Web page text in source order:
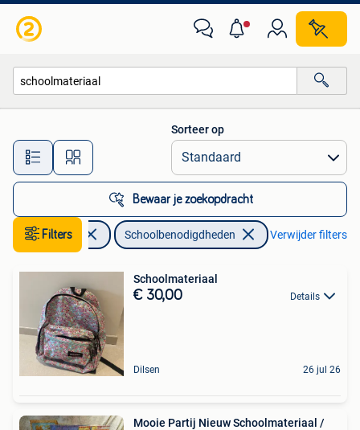
Alle afstanden…
Sorteer op
Bewaar je zoekopdracht
Filters
Diversen Schoolbenodigdheden Verwijder filters
Schoolmateriaal
€ 30,00 Details
Dilsen 26 jul 26
Mooie Partij Nieuw Schoolmateriaal /